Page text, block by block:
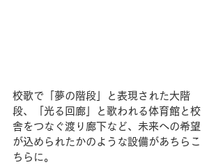
校歌で「夢の階段」と表現された大階
段、「光る回廊」と歌われる体育館と校
舎をつなぐ渡り廊下など、未来への希望
が込められたかのような設備があちらこ
ちらに。